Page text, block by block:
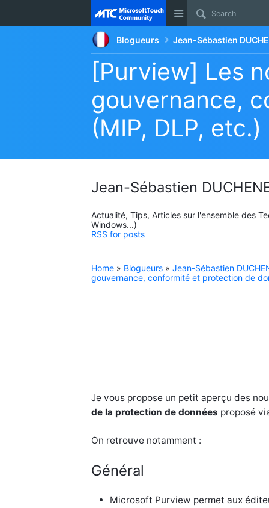
Site
Blogueurs Jean-Sébastien
[Purview] Les
gouvernance,
(MIP, DLP, etc.)
Jean-Sébastien
Actualité, Tips, Articles sur l'ensemble des
Windows...)
RSS for posts
Home » Blogueurs » Jean-Sébastien
gouvernance, conformité et protection de
Je vous propose un petit aperçu des
de la protection de données proposé
On retrouve notamment :
Général
Microsoft Purview permet aux